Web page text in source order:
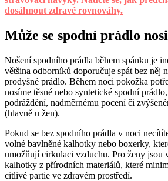
dosáhnout zdravé rovnováhy.
Může se spodní prádlo
Nošení spodního prádla během spánku je
většina odborníků doporučuje spát bez něj
prodyšné prádlo. Během noci pokožka
nosíme těsné nebo syntetické spodní
podráždění, nadměrnému pocení či
(hlavně u žen).
Pokud se bez spodního prádla v noci
volné bavlněné kalhotky nebo boxerky,
umožňují cirkulaci vzduchu. Pro ženy jsou
kalhotky z přírodních materiálů, které
citlivé partie ve zdravém prostředí.